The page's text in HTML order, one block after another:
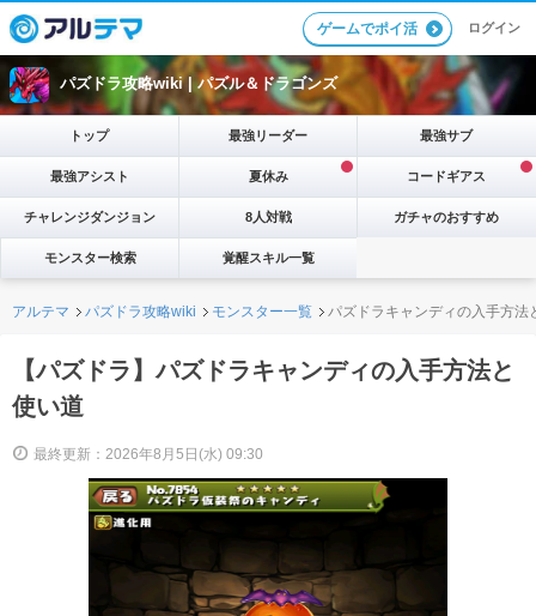
ゲームでポイ活 ログイン
パズドラ攻略wiki |パズル＆ドラゴンズ
トップ 最強リーダー 最強サブ
最強アシスト 夏休み コードギアス
チャレンジダンジョン 8人対戦 ガチャのおすすめ
モンスター検索 覚醒スキル一覧
アルテマ パズドラ攻略wiki モンスター一覧 パズドラキャンディの入手方法
【パズドラ】パズドラキャンディの入手方法と
使い道
最終更新：2026年8月5日(水) 09:30